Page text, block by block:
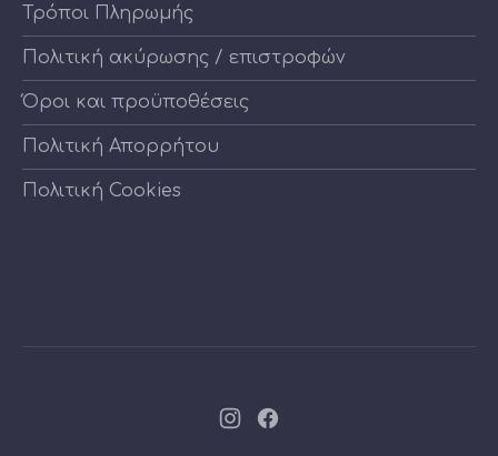
Τρόποι Πληρωμής
Πολιτική ακύρωσης / επιστροφών
Όροι και προϋποθέσεις
Πολιτική Απορρήτου
Πολιτική Cookies
Νέο Νέο